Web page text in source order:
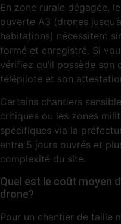
En zone rurale dégagée,
ouverte A3 (drones
habitations) nécessitent
formé et enregistré. Si
vérifiez qu’il possède
télépilote et son
Certains chantiers
critiques ou les zones
spécifiques via la
entre 5 jours ouvrés et
complexité du site.
Quel est le coût moyen
drone?
Pour un chantier de taille